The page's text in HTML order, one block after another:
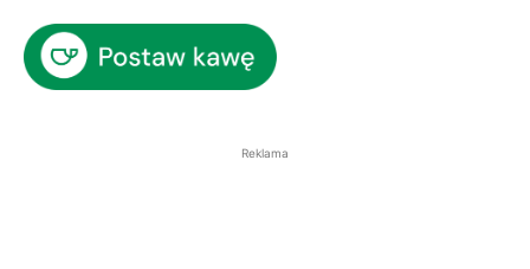
Reklama